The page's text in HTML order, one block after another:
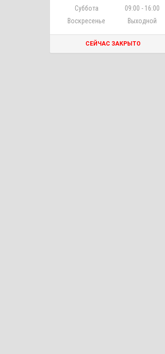
Суббота
09:00 - 16:00
Воскресенье
Выходной
СЕЙЧАС ЗАКРЫТО